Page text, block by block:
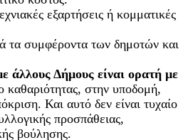
εξαρτήσεις ή κομματικές
τα συμφέροντα των δημοτών και
άλλους Δήμους είναι ορατή με
καθαριότητας, στην υποδομή,
Και αυτό δεν είναι τυχαίο
προσπάθειας,
βούλησης.